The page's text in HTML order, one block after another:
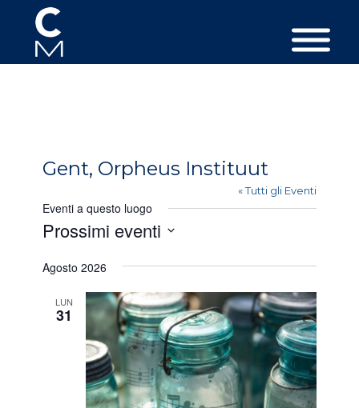
Gent, Orpheus Instituut
« Tutti gli Eventi
Eventi a questo luogo
Prossimi eventi
la
Agosto 2026
LUN
31